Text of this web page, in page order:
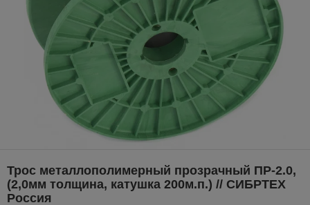
Трос металлополимерный прозрачный ПР-2.0,
(2,0мм толщина, катушка 200м.п.) // СИБРТЕХ
Россия